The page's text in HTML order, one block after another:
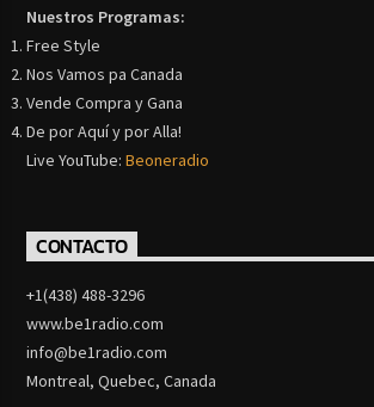
Nuestros Programas:
Free Style
Nos Vamos pa Canada
Vende Compra y Gana
De por Aquí y por Alla!
Live YouTube:Beoneradio
CONTACTO
+1(438) 488-3296
www.be1radio.com
info@be1radio.com
Montreal, Quebec, Canada